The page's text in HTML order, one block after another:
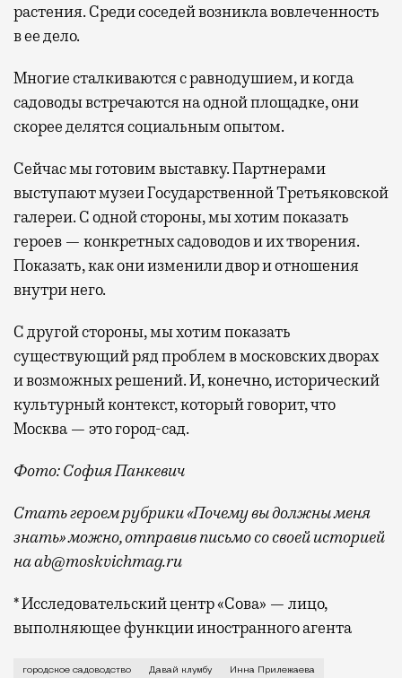
растения. Среди соседей возникла вовлеченность
в ее дело.
Многие сталкиваются с равнодушием, и когда
садоводы встречаются на одной площадке, они
скорее делятся социальным опытом.
Сейчас мы готовим выставку. Партнерами
выступают музеи Государственной Третьяковской
галереи. С одной стороны, мы хотим показать
героев — конкретных садоводов и их творения.
Показать, как они изменили двор и отношения
внутри него.
С другой стороны, мы хотим показать
существующий ряд проблем в московских дворах
и возможных решений. И, конечно, исторический
культурный контекст, который говорит, что
Москва — это город-сад.
Фото: София Панкевич
Стать героем рубрики «Почему вы должны меня
знать» можно, отправив письмо со своей историей
на ab@moskvichmag.ru
* Исследовательский центр «Сова» — лицо,
выполняющее функции иностранного агента
городское садоводство Давай клумбу Инна Прилежаева